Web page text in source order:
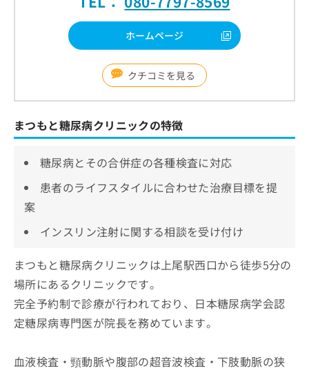
ホームページ
クチコミを見る
まつもと糖尿病クリニックの特徴
糖尿病とその合併症の各種検査に対応
患者のライフスタイルに合わせた治療目標を提
案
インスリン注射に関する相談を受け付け
まつもと糖尿病クリニックは上尾駅西口から徒歩5分の
場所にあるクリニックです。
完全予約制で診療が行われており、日本糖尿病学会認
定糖尿病専門医が院長を務めています。
血液検査・頸動脈や腹部の超音波検査・下肢動脈の狭